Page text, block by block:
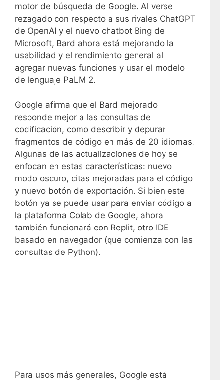
motor de búsqueda de Google. Al verse
rezagado con respecto a sus rivales ChatGPT
de OpenAI y el nuevo chatbot Bing de
Microsoft, Bard ahora está mejorando la
usabilidad y el rendimiento general al
agregar nuevas funciones y usar el modelo
de lenguaje PaLM 2.
Google afirma que el Bard mejorado
responde mejor a las consultas de
codificación, como describir y depurar
fragmentos de código en más de 20 idiomas.
Algunas de las actualizaciones de hoy se
enfocan en estas características: nuevo
modo oscuro, citas mejoradas para el código
y nuevo botón de exportación. Si bien este
botón ya se puede usar para enviar código a
la plataforma Colab de Google, ahora
también funcionará con Replit, otro IDE
basado en navegador (que comienza con las
consultas de Python).
Para usos más generales, Google está